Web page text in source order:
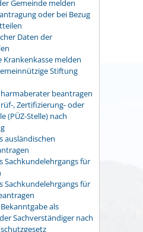
Gemeinde melden
oder bei Bezug
Daten der
melden
Stiftung
beantragen
, Zertifizierung- oder
(PÜZ-Stelle) nach
ausländischen
Sachkundelehrgangs für
Sachkundelehrgangs für
als
Sachverständiger nach